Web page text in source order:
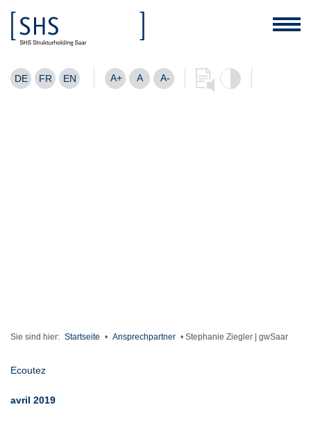
DE FR EN A+ A A-
Sie sind hier: Startseite • Ansprechpartner • Stephanie Ziegler | gwSaar
Ecoutez
avril 2019